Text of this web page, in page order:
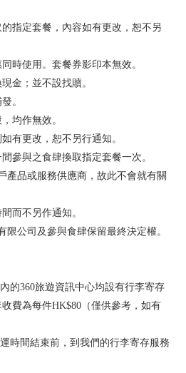
指定套餐，內容如有更改，恕不另
時使用。套餐券影印本無效。
金；並不設找贖。
。
均作無效。
有更改，恕不另行通知。
參與之食肆換取指定套餐一次。
產品或服務供應商，故此不會就有關
而不另作通知。
限公司及參與食肆保留最終決定權。
的360旅遊資訊中心均設有行李寄存
費為每件HK$80（僅供參考，如有
時間結束前，到我們的行李寄存服務